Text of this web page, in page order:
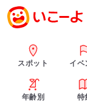
スポット イベ
年齢別 特